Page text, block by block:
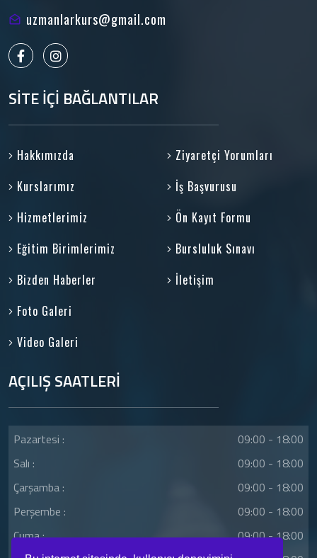
uzmanlarkurs@gmail.com
SİTE İÇİ BAĞLANTILAR
Hakkımızda
Kurslarımız
Hizmetlerimiz
Eğitim Birimlerimiz
Bizden Haberler
Foto Galeri
Video Galeri
Ziyaretçi Yorumları
İş Başvurusu
Ön Kayıt Formu
Bursluluk Sınavı
İletişim
AÇILIŞ SAATLERİ
Pazartesi :
09:00 - 18:00
Salı :
09:00 - 18:00
Çarşamba :
09:00 - 18:00
Perşembe :
09:00 - 18:00
Cuma :
09:00 - 18:00